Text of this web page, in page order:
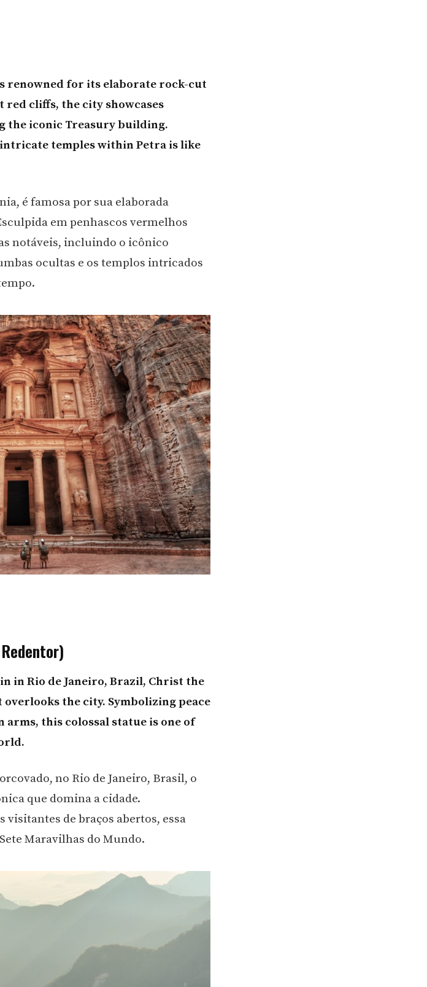
renowned for its elaborate rock-cut
cliffs, the city showcases
the iconic Treasury building.
temples within Petra is like
é famosa por sua elaborada
em penhascos vermelhos
notáveis, incluindo o icônico
ocultas e os templos intricados
in Rio de Janeiro, Brazil, Christ the
the city. Symbolizing peace
this colossal statue is one of
no Rio de Janeiro, Brasil, o
que domina a cidade.
visitantes de braços abertos, essa
Maravilhas do Mundo.